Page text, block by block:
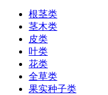
根茎类
茎木类
皮类
叶类
花类
全草类
果实种子类